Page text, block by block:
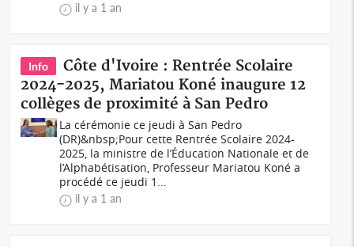
il y a 1 an
Info
Côte d'Ivoire : Rentrée Scolaire
2024-2025, Mariatou Koné inaugure 12
collèges de proximité à San Pedro
La cérémonie ce jeudi à San Pedro
(DR)&nbsp;Pour cette Rentrée Scolaire 2024-
2025, la ministre de l’Éducation Nationale et de
l’Alphabétisation, Professeur Mariatou Koné a
procédé ce jeudi 1...
il y a 1 an